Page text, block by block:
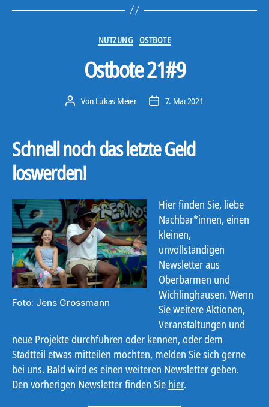
Kategorien
NUTZUNG OSTBOTE
Ostbote 21#9
Beitragsautor
Von Lukas Meier Veröffentlichungsdatum
7. Mai 2021
Schnell noch das letzte Geld
loswerden!
Foto: Jens Grossmann
Hier finden Sie, liebe
Nachbar*innen, einen
kleinen,
unvollständigen
Newsletter aus
Oberbarmen und
Wichlinghausen. Wenn
Sie weitere Aktionen,
Veranstaltungen und
neue Projekte durchführen oder kennen, oder dem
Stadtteil etwas mitteilen möchten, melden Sie sich gerne
bei uns. Bald wird es einen weiteren Newsletter geben.
Den vorherigen Newsletter finden Sie hier.